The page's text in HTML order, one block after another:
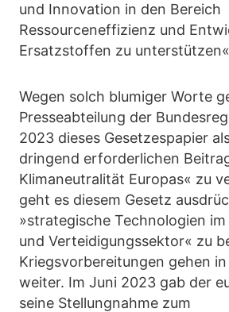
und Innovation in den Bereich
Ressourceneffizienz und
Ersatzstoffen zu
Wegen solch blumiger Worte
Presseabteilung der
2023 dieses Gesetzespapier
dringend erforderlichen
Klimaneutralität Europas« zu
geht es diesem Gesetz
»strategische Technologien
und Verteidigungssektor« zu
Kriegsvorbereitungen gehen in
weiter. Im Juni 2023 gab der
seine Stellungnahme zum